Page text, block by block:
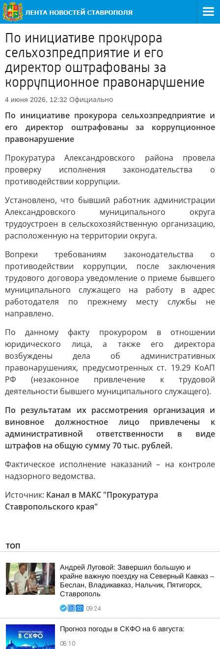
По инициативе прокурора
сельхозпредприятие и его
директор оштрафованы за
коррупционное правонарушение
4 июня 2026, 12:32 Официально
По инициативе прокурора сельхозпредприятие и
его директор оштрафованы за коррупционное
правонарушение
Прокуратура Александровского района провела
проверку исполнения законодательства о
противодействии коррупции.
Установлено, что бывший работник администрации
Александровского муниципального округа
трудоустроен в сельскохозяйственную организацию,
расположенную на территории округа.
Вопреки требованиям законодательства о
противодействии коррупции, после заключения
трудового договора уведомление о приеме бывшего
муниципального служащего на работу в адрес
работодателя по прежнему месту службы не
направлено.
По данному факту прокурором в отношении
юридического лица, а также его директора
возбуждены дела об административных
правонарушениях, предусмотренных ст. 19.29 КоАП
РФ (незаконное привлечение к трудовой
деятельности бывшего муниципального служащего).
По результатам их рассмотрения организация и
виновное должностное лицо привлечены к
административной ответственности в виде
штрафов на общую сумму 70 тыс. рублей.
Фактическое исполнение наказаний – на контроле
надзорного ведомства.
Источник: Канал в МАКС "Прокуратура
Ставропольского края"
ТОП
Андрей Луговой: Завершил большую и
крайне важную поездку на Северный Кавказ –
Беслан, Владикавказ, Нальчик, Пятигорск,
Ставрополь
09:24
Прогноз погоды в СКФО на 6 августа:
08:10